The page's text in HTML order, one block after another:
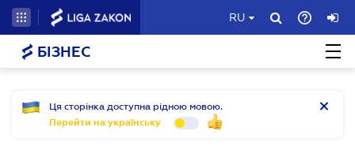
RU
БІЗНЕС
Ця сторінка доступна рідною мовою.
Перейти на українську